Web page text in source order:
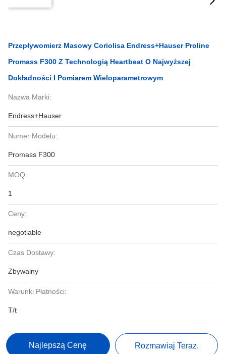
Przepływomierz Masowy Coriolisa Endress+Hauser Proline
Promass F300 Z Technologią Heartbeat O Najwyższej
Dokładności I Pomiarem Wieloparametrowym
Nazwa Marki:
Endress+Hauser
Numer Modelu:
Promass F300
MOQ:
1
Ceny:
negotiable
Czas Dostawy:
Zbywalny
Warunki Płatności:
T/t
Najlepszą Cenę Rozmawiaj Teraz.